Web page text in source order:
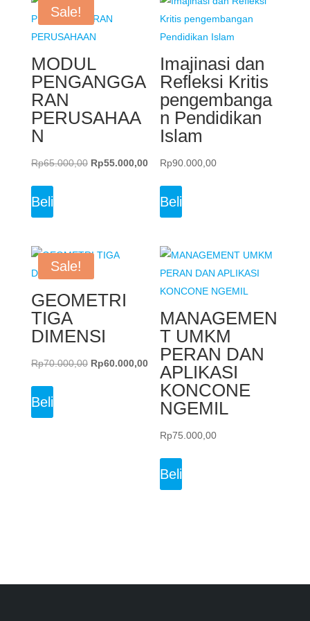
Sale!
MODUL
PENGANGGA
RAN
PERUSAHAA
N
Rp65.000,00 Original
Rp55.000,00Current
Rp55.000,00.
Beli
Imajinasi dan
Refleksi Kritis
pengembanga
n Pendidikan
Islam
Rp90.000,00
Beli
Sale!
GEOMETRI
TIGA
DIMENSI
Rp70.000,00 Original
Rp60.000,00Current
price
Rp60.000,00.
Beli
MANAGEMEN
T UMKM
PERAN DAN
APLIKASI
KONCONE
NGEMIL
Rp75.000,00
Beli